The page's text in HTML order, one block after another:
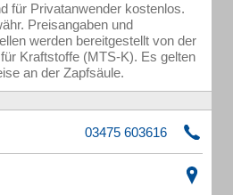
für Privatanwender kostenlos.
Preisangaben und
werden bereitgestellt von der
Kraftstoffe (MTS-K). Es gelten
an der Zapfsäule.